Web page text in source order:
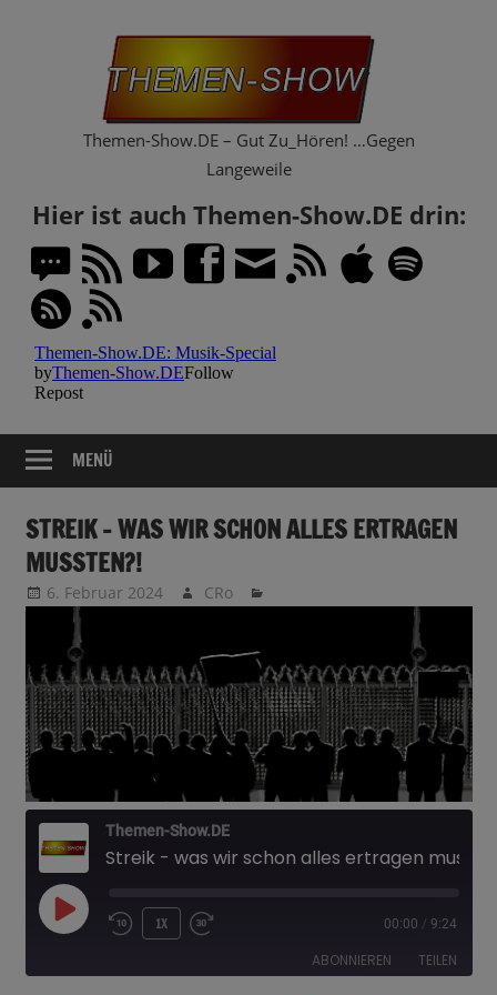
Themen-Show.DE – Gut Zu_Hören! …Gegen
Langeweile
Hier ist auch Themen-Show.DE drin:
MENÜ
STREIK – WAS WIR SCHON ALLES ERTRAGEN
MUSSTEN?!
6. Februar 2024 CRo
Themen-Show.DE
PLAY
1X 00:00 / 9:24
ABONNIEREN TEILEN